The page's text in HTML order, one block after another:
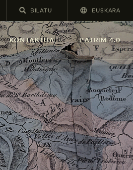
EUSKARA
KONTAKTUA PATRIM 4.0